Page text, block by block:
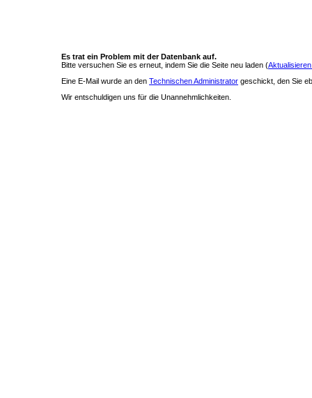
Es trat ein Problem mit der Datenbank auf.
Bitte versuchen Sie es erneut, indem Sie die Seite neu laden (
Eine E-Mail wurde an den Technischen Administrator geschickt, den Sie
Wir entschuldigen uns für die Unannehmlichkeiten.